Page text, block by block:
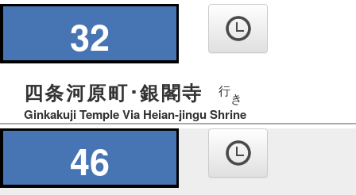
32
四条河原町･銀閣寺 行き
Ginkakuji Temple Via Heian-jingu Shrine
46